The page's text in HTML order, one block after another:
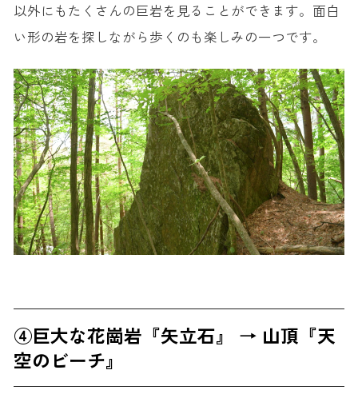
以外にもたくさんの巨岩を見ることができます。面白
い形の岩を探しながら歩くのも楽しみの一つです。
④巨大な花崗岩『矢立石』 → 山頂『天
空のビーチ』